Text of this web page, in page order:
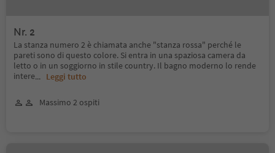
Nr. 2
La stanza numero 2 è chiamata anche "stanza rossa" perché le
pareti sono di questo colore. Si entra in una spaziosa camera da
letto o in un soggiorno in stile country. Il bagno moderno lo rende
intere... Leggi tutto
Massimo 2 ospiti